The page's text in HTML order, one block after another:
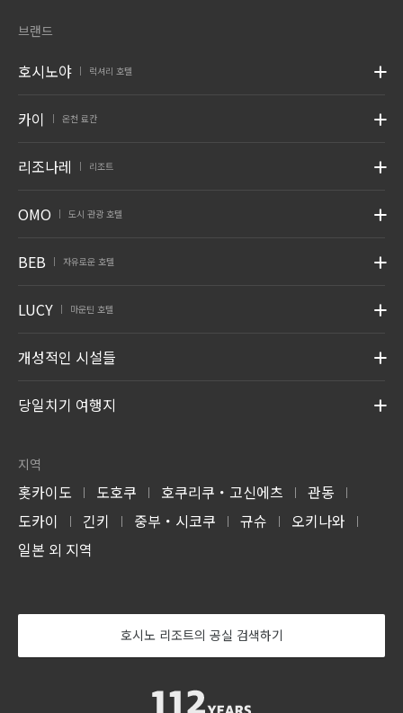
브랜드
호시노야 럭셔리 호텔
카이 온천 료칸
리조나레 리조트
OMO 도시 관광 호텔
BEB 자유로운 호텔
LUCY 마운틴 호텔
개성적인 시설들
당일치기 여행지
지역
홋카이도 | 도호쿠 | 호쿠리쿠・고신에츠 | 관동 |
도카이 | 긴키 | 중부・시코쿠 | 규슈 | 오키나와 |
일본 외 지역
호시노 리조트의 공실 검색하기